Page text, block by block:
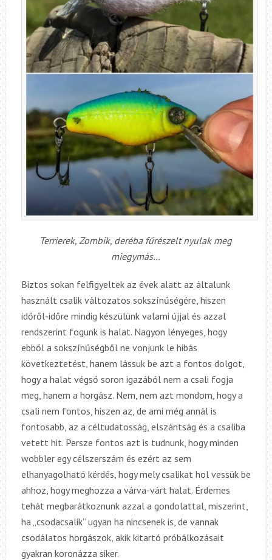
Terrierek, Zombik, deréba fűrészelt nyulak meg
miegymás…
Biztos sokan felfigyeltek az évek alatt az általunk
használt csalik változatos sokszínűségére, hiszen
időről-időre mindig készülünk valami újjal és azzal
rendszerint fogunk is halat. Nagyon lényeges, hogy
ebből a sokszínűségből ne vonjunk le hibás
következtetést, hanem lássuk be azt a fontos dolgot,
hogy a halat végső soron igazából nem a csali fogja
meg, hanem a horgász. Nem, nem azt mondom, hogy a
csali nem fontos, hiszen az, de ami még annál is
fontosabb, az a céltudatosság, elszántság és a csaliba
vetett hit. Persze fontos azt is tudnunk, hogy minden
wobbler egy célszerszám és ezért az sem
elhanyagolható kérdés, hogy mely csalikat hol vessük be
ahhoz, hogy meghozza a várva-várt halat. Érdemes
tehát megbarátkoznunk azzal a gondolattal, miszerint,
ha „csodacsalik” ugyan ha nincsenek is, de vannak
csodálatos horgászok, akik kitartó próbálkozásait
gyakran koronázza siker.